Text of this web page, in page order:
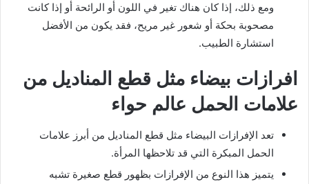
ومع ذلك، إذا كان هناك تغير في اللون أو الرائحة أو إذا كانت
مصحوبة بحكة أو شعور غير مريح، فقد يكون من الأفضل
استشارة الطبيب.
افرازات بيضاء مثل قطع المناديل من
علامات الحمل عالم حواء
تعد الإفرازات البيضاء مثل قطع المناديل من أبرز علامات
الحمل المبكرة التي قد تلاحظها المرأة.
يتميز هذا النوع من الإفرازات بظهور قطع صغيرة تشبه